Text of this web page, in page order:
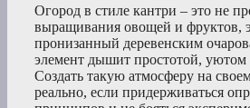
Огород в стиле кантри – это не
выращивания овощей и фруктов,
пронизанный деревенским
элемент дышит простотой,
Создать такую атмосферу на
реально, если придерживаться